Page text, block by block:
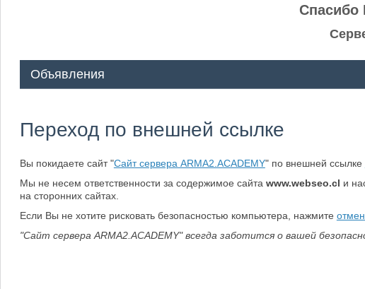
Спасибо
Объявления
Переход по внешней ссылке
Вы покидаете сайт "Сайт сервера ARMA2.ACADEMY" по внешней ссылке
Мы не несем ответственности за содержимое сайта www.webseo.cl и
на сторонних сайтах.
Если Вы не хотите рисковать безопасностью компьютера, нажмите
"Сайт сервера ARMA2.ACADEMY" всегда заботится о вашей